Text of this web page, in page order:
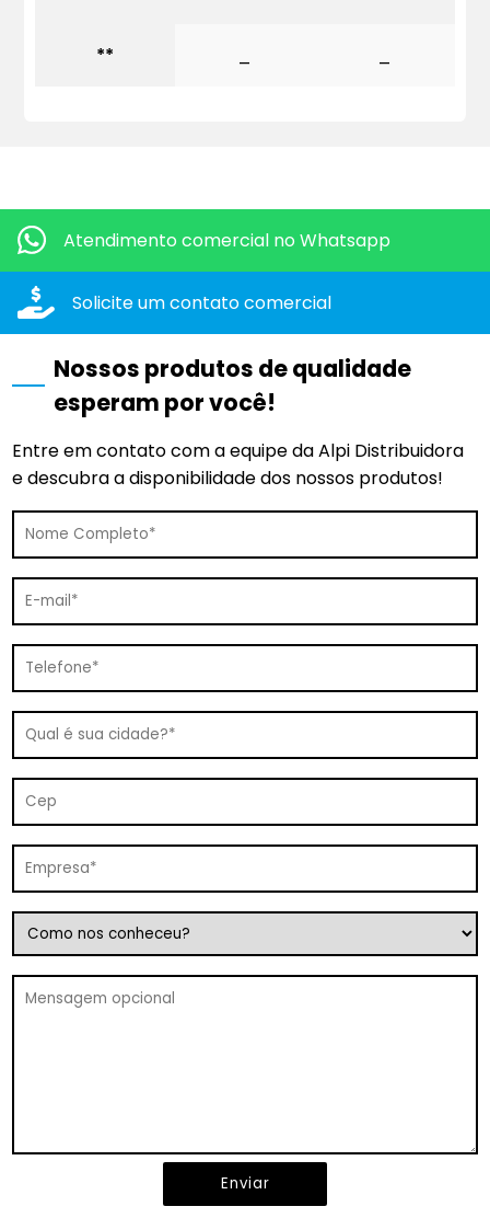
**
Atendimento comercial no Whatsapp
Solicite um contatocomercial
Nossos produtos de qualidade
esperam por você!
Entre em contato com a equipe da Alpi Distribuidora
e descubra a disponibilidade dos nossos produtos!
Enviar